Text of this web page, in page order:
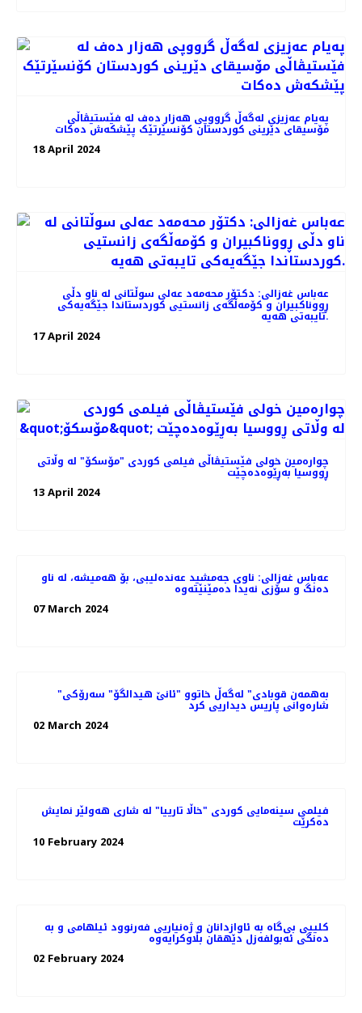
پەیام عەزیزی لەگەڵ گرووپی هەزار دەف لە فێستیڤاڵی
مۆسیقای دێرینی کوردستان کۆنسێرتێک پێشکەش دەکات
18 April 2024
عه‌باس غه‌زالی: دکتۆر محەمەد عەلی سوڵتانی لە ناو دڵی
ڕووناکبیران و کۆمەڵگەی زانستیی کوردستاندا جێگەیەکی
تایبەتی هەیە.
17 April 2024
چواره‌مین خولی فێستیڤاڵی فیلمی کوردی "مۆسکۆ" لە وڵاتی
ڕووسیا بەڕێوەده‌چێت
13 April 2024
عەباس غەزالی: ناوی جەمشید عەندەلیبی، بۆ هەمیشە، لە ناو
دەنگ و سۆزی نەیدا دەمێنێتەوە
07 March 2024
"به‌همه‌ن قوبادی" له‌گه‌ڵ خاتوو "ئانێ هیدالگۆ" سه‌رۆکی
شاره‌وانی پاریس دیداریی کرد
02 March 2024
فیلمی سینه‌مایی کوردی "خاڵا تارییا" لە شاری هه‌ولێر نمایش
ده‌کرێت
10 February 2024
کلیپی بی‌گاە بە ئاوازدانان و ژه‌نیاریی فه‌رنوود ئیلهامی و به‌
دەنگی ئەبولفەزل دێهقان بڵاوکرایەوە
02 February 2024